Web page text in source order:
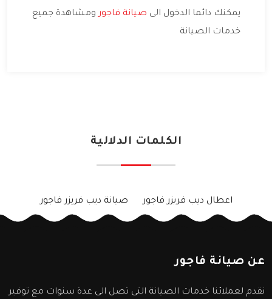
يمكنك دائما الدخول الى صيانة فاجورومشاهدة جميع
خدمات الصيانة
الكلمات الدلالية
اعطال ديب فريزر فاجور صيانة ديب فريزر فاجور
عن صيانة فاجور
نقدم لعملائنا خدمات الصيانة التى تصل الى عدة سنوات مع توفير